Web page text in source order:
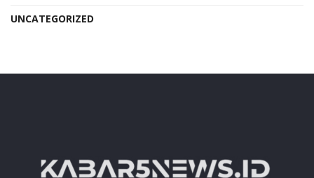
UNCATEGORIZED